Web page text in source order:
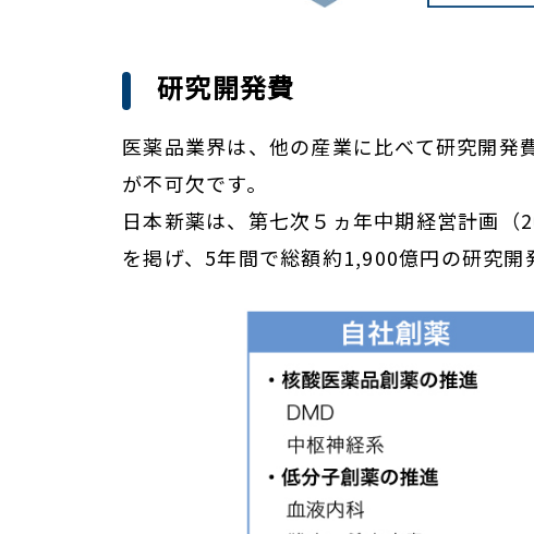
研究開発費
医薬品業界は、他の産業に比べて研究開発
が不可欠です。
日本新薬は、第七次５ヵ年中期経営計画
を掲げ、5年間で総額約1,900億円の研究開